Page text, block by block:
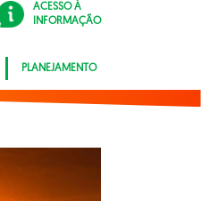
ACESSO À
INFORMAÇÃO
PLANEJAMENTO